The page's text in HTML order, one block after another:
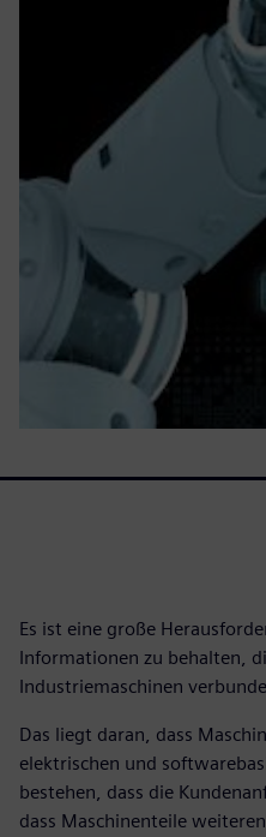
Es ist eine große
Informationen zu behalten,
Industriemaschinen
Das liegt daran, dass
elektrischen und
bestehen, dass die
dass Maschinenteile